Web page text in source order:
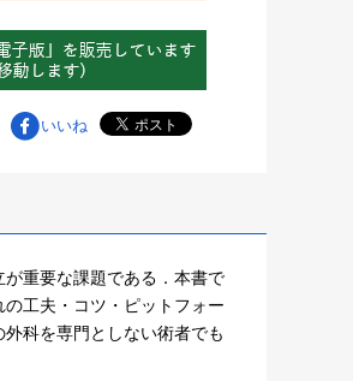
いいね
重要な課題である．本書で
工夫・コツ・ピットフォー
科を専門としない術者でも